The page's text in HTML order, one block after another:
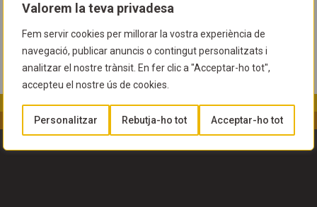
Valorem la teva privadesa
Fem servir cookies per millorar la vostra experiència de
navegació, publicar anuncis o contingut personalitzats i
analitzar el nostre trànsit. En fer clic a "Acceptar-ho tot",
accepteu el nostre ús de cookies.
Personalitzar Rebutja-ho tot Acceptar-ho tot